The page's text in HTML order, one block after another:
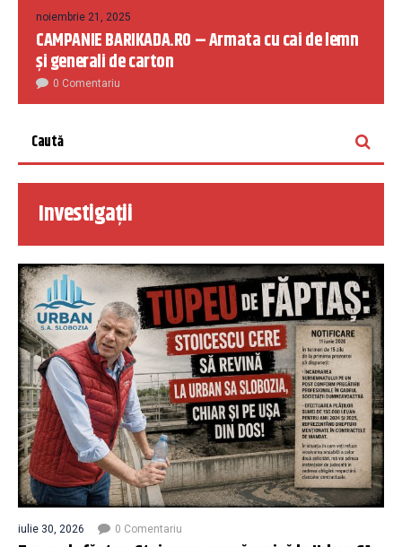
noiembrie 21, 2025
CAMPANIE BARIKADA.RO – Armata cu cai de lemn
și generali de carton
0 Comentariu
Investigații
iulie 30, 2026 0 Comentariu